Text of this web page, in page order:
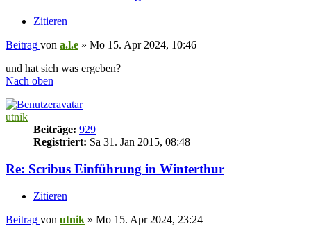
Zitieren
Beitrag von a.l.e » Mo 15. Apr 2024, 10:46
und hat sich was ergeben?
Nach oben
utnik
Beiträge: 929
Registriert: Sa 31. Jan 2015, 08:48
Re: Scribus Einführung in Winterthur
Zitieren
Beitrag von utnik » Mo 15. Apr 2024, 23:24